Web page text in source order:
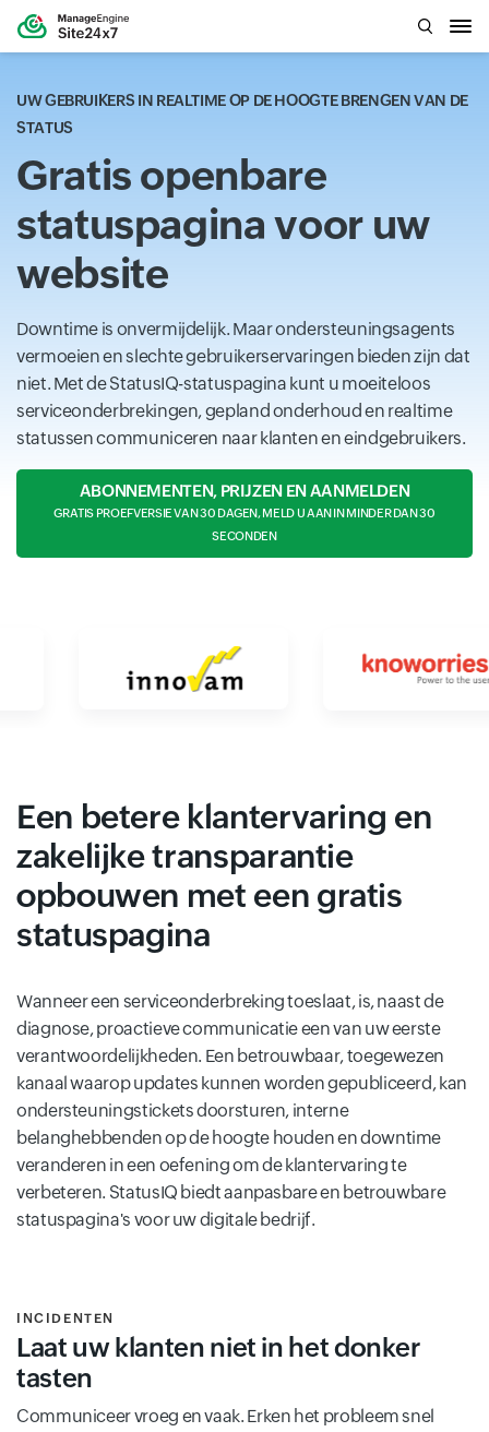
UW GEBRUIKERS IN REALTIME OP DE HOOGTE BRENGEN VAN DE
STATUS
Gratis openbare
statuspagina voor uw
website
Downtime is onvermijdelijk. Maar ondersteuningsagents
vermoeien en slechte gebruikerservaringen bieden zijn dat
niet. Met de StatusIQ-statuspagina kunt u moeiteloos
serviceonderbrekingen, gepland onderhoud en realtime
statussen communiceren naar klanten en eindgebruikers.
ABONNEMENTEN, PRIJZEN EN AANMELDEN
GRATIS PROEFVERSIE VAN 30 DAGEN, MELD U AAN IN MINDER DAN 30
SECONDEN
Een betere klantervaring en
zakelijke transparantie
opbouwen met een gratis
statuspagina
Wanneer een serviceonderbreking toeslaat, is, naast de
diagnose, proactieve communicatie een van uw eerste
verantwoordelijkheden. Een betrouwbaar, toegewezen
kanaal waarop updates kunnen worden gepubliceerd, kan
ondersteuningstickets doorsturen, interne
belanghebbenden op de hoogte houden en downtime
veranderen in een oefening om de klantervaring te
verbeteren. StatusIQ biedt aanpasbare en betrouwbare
statuspagina's voor uw digitale bedrijf.
INCIDENTEN
Laat uw klanten niet in het donker
tasten
Communiceer vroeg en vaak. Erken het probleem snel